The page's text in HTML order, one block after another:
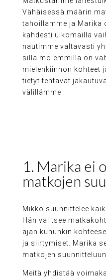
Vähäisessä määrin
tahoillamme ja Marika
kahdesti ulkomailla
nautimme valtavasti
sillä molemmilla on
mielenkiinnon kohteet
tietyt tehtävät
välillämme.
1. Marika ei
matkojen
Mikko suunnittelee
Hän valitsee
ajan kuhunkin
ja siirtymiset. Marika
matkojen
Meitä yhdistää